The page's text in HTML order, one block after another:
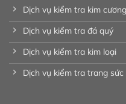
Dịch vụ kiểm tra kim cương
Dịch vụ kiểm tra đá quý
Dịch vụ kiểm tra kim loại
Dịch vụ kiểm tra trang sức